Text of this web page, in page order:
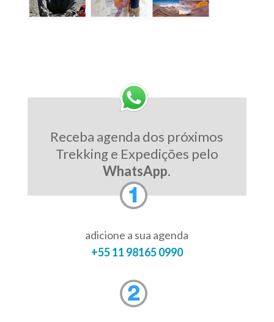
Receba agenda dos próximos
Trekking e Expedições pelo
WhatsApp.
adicione a sua agenda
+55 11 98165 0990